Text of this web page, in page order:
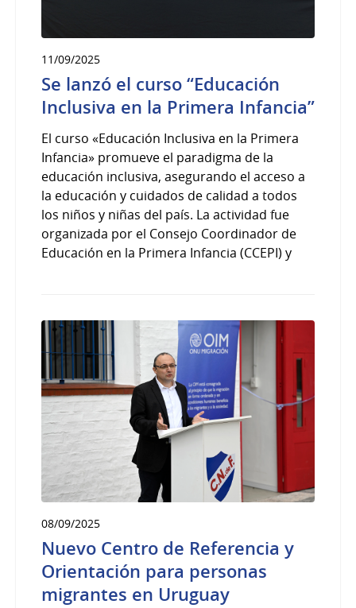
11/09/2025
Se lanzó el curso “Educación
Inclusiva en la Primera Infancia”
El curso «Educación Inclusiva en la Primera
Infancia» promueve el paradigma de la
educación inclusiva, asegurando el acceso a
la educación y cuidados de calidad a todos
los niños y niñas del país. La actividad fue
organizada por el Consejo Coordinador de
Educación en la Primera Infancia (CCEPI) y
08/09/2025
Nuevo Centro de Referencia y
Orientación para personas
migrantes en Uruguay